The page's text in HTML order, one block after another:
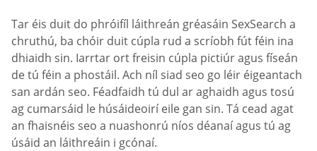
Tar éis duit do phróifíl láithreán gréasáin SexSearch a
chruthú, ba chóir duit cúpla rud a scríobh fút féin ina
dhiaidh sin. Iarrtar ort freisin cúpla pictiúr agus físeán
de tú féin a phostáil. Ach níl siad seo go léir éigeantach
san ardán seo. Féadfaidh tú dul ar aghaidh agus tosú
ag cumarsáid le húsáideoirí eile gan sin. Tá cead agat
an fhaisnéis seo a nuashonrú níos déanaí agus tú ag
úsáid an láithreáin i gcónaí.